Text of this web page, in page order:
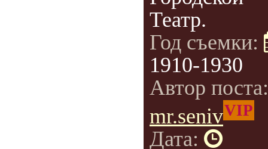
Театр.
Год съемки:
1910-1930
Автор
mr.senivVIP
Дата: